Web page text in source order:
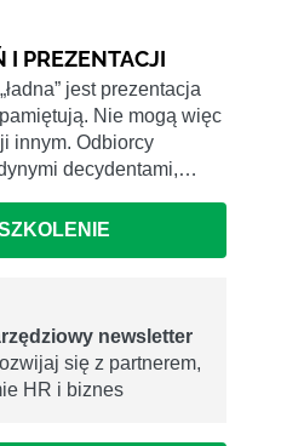
I PREZENTACJI
jest prezentacja
Nie mogą więc
innym. Odbiorcy
decydentami,…
newsletter
się z partnerem,
HR i biznes